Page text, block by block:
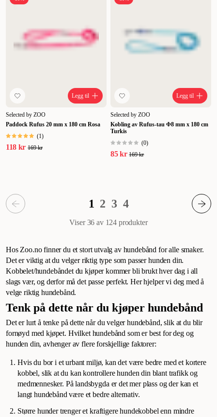
Legg til
Selected by ZOO
Paddock Rufus 20 mm x 180 cm Rosa
(1)
118 kr 169 kr
Legg til
Selected by ZOO
Kobling av Rufus-tau Φ8 mm x 180 cm
Turkis
(0)
85 kr 169 kr
1 2 3 4
Viser 36 av 124 produkter
Hos Zoo.no finner du et stort utvalg av hundebånd for alle smaker.
Det er viktig at du velger riktig type som passer hunden din.
Kobbelet/hundebåndet du kjøper kommer bli brukt hver dag i all
slags vær, og derfor må det passe perfekt. Her hjelper vi deg med å
velge riktig hundebånd.
Tenk på dette når du kjøper hundebånd
Det er lurt å tenke på dette når du velger hundebånd, slik at du blir
fornøyd med kjøpet. Hvilket hundebånd som er best for deg og
hunden din, avhenger av flere forskjellige faktorer:
Hvis du bor i et urbant miljø, kan det være bedre med et kortere
kobbel, slik at du kan kontrollere hunden din blant trafikk og
medmennesker. På landsbygda er det mer plass og der kan et
langt hundebånd være et bedre alternativ.
Større hunder trenger et kraftigere hundekobbel enn mindre